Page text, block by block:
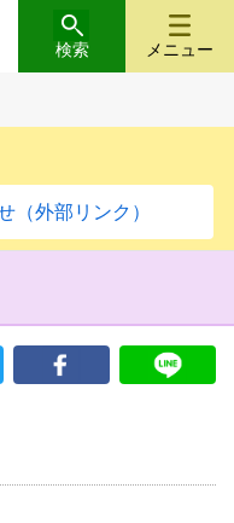
メニュー
検索
（外部リンク）